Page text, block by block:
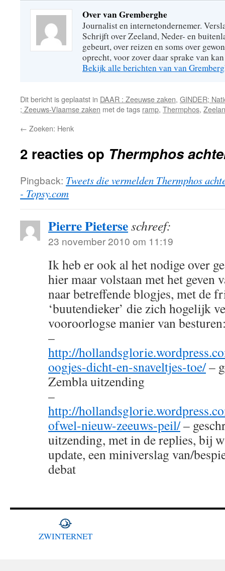
Over van Gremberghe
Journalist en internetondernemer.
Schrijft over Zeeland, Neder- en
gebeurt, over reizen en soms over
oprecht, voor zover daar sprake van
Bekijk alle berichten van van
Dit bericht is geplaatst in DAAR : Zeeuwse zaken, GINDER;
; Zeeuws-Vlaamse zaken met de tags ramp, Thermphos,
← Zoeken: Henk
2 reacties op Thermphos
Pingback: Tweets die vermelden Thermphos
- Topsy.com
Pierre Pieterseschreef:
23 november 2010 om 11:19
Ik heb er ook al het nodige over
hier maar volstaan met het geven
naar betreffende blogjes, met de
‘buutendieker’ die zich hogelijk
vooroorlogse manier van
–
http://
oogjes-dicht-en-snaveltjes-toe/–
Zembla uitzending
–
http://
ofwel-nieuw-zeeuws-peil/–
uitzending, met in de replies, bij
update, een miniverslag van/
debat
ZWINTERNET